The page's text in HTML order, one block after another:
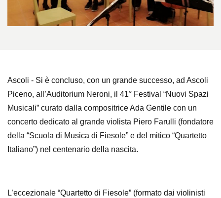
Ascoli - Si è concluso, con un grande successo, ad Ascoli
Piceno, all’Auditorium Neroni, il 41° Festival “Nuovi Spazi
Musicali” curato dalla compositrice Ada Gentile con un
concerto dedicato al grande violista Piero Farulli (fondatore
della “Scuola di Musica di Fiesole” e del mitico “Quartetto
Italiano”) nel centenario della nascita.
L’eccezionale “Quartetto di Fiesole” (formato dai violinisti